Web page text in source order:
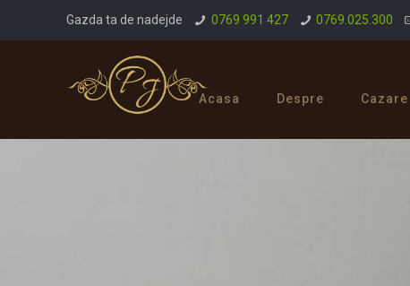
Gazda ta de nadejde 0769 991 427 0769.025.300
Acasa Despre Cazare